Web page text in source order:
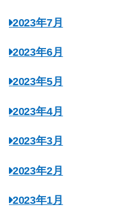
2023年7月
2023年6月
2023年5月
2023年4月
2023年3月
2023年2月
2023年1月